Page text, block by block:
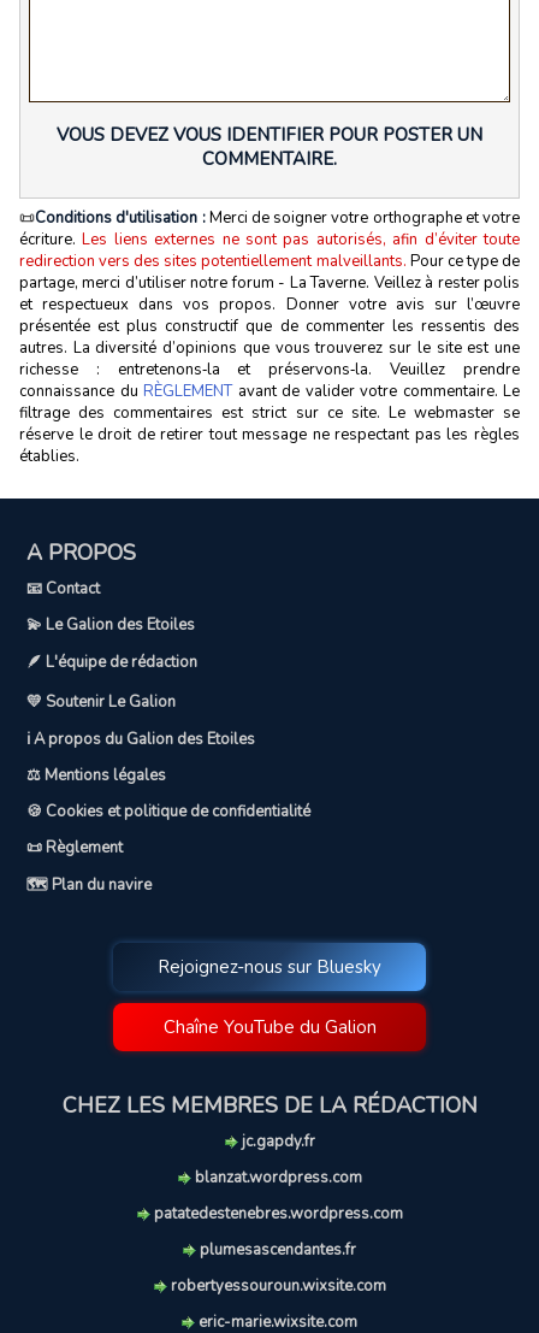
VOUS DEVEZ VOUS IDENTIFIER POUR POSTER UN
COMMENTAIRE.
📜Conditions d'utilisation :Merci de soigner votre orthographe et votre
écriture.Les liens externes ne sont pas autorisés, afin d’éviter toute
redirection vers des sites potentiellement malveillants. Pour ce type de
partage, merci d’utiliser notre forum - La Taverne. Veillez à rester polis
et respectueux dans vos propos. Donner votre avis sur l’œuvre
présentée est plus constructif que de commenter les ressentis des
autres. La diversité d’opinions que vous trouverez sur le site est une
richesse : entretenons‑la et préservons‑la. Veuillez prendre
connaissance du RÈGLEMENTavant de valider votre commentaire. Le
filtrage des commentaires est strict sur ce site. Le webmaster se
réserve le droit de retirer tout message ne respectant pas les règles
établies.
A PROPOS
📧 Contact
💫 Le Galion des Etoiles
🪶 L'équipe de rédaction
💛 Soutenir Le Galion
ℹ️ A propos du Galion des Etoiles
⚖️ Mentions légales
🍪 Cookies et politique de confidentialité
📜 Règlement
🗺️ Plan du navire
Rejoignez-nous sur Bluesky
Chaîne YouTube du Galion
CHEZ LES MEMBRES DE LA RÉDACTION
jc.gapdy.fr
blanzat.wordpress.com
patatedestenebres.wordpress.com
plumesascendantes.fr
robertyessouroun.wixsite.com
eric-marie.wixsite.com